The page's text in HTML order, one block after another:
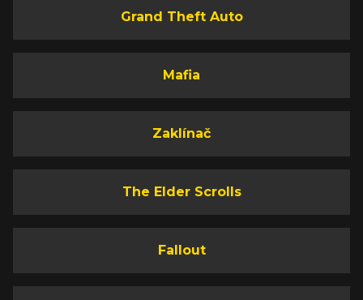
Grand Theft Auto
Mafia
Zaklínač
The Elder Scrolls
Fallout